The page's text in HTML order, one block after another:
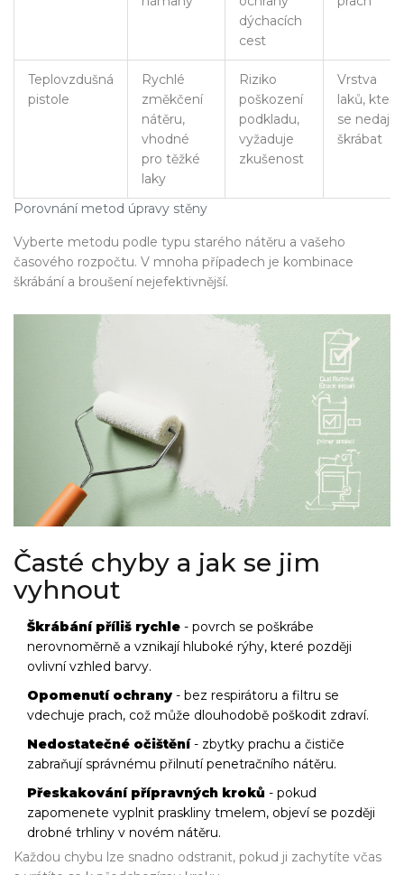
Porovnání metod úpravy stěny
dýchacích
cest
Teplovzdušná
pistole
Rychlé
změkčení
nátěru,
vhodné
pro těžké
laky
Riziko
poškození
podkladu,
vyžaduje
zkušenost
Vrstva
laků, které
se nedají
škrábat
Vyberte metodu podle typu starého nátěru a vašeho
časového rozpočtu. V mnoha případech je kombinace
škrábání a broušení nejefektivnější.
Časté chyby a jak se jim
vyhnout
Škrábání příliš rychle - povrch se poškrábe
nerovnoměrně a vznikají hluboké rýhy, které později
ovlivní vzhled barvy.
Opomenutí ochrany - bez respirátoru a filtru se
vdechuje prach, což může dlouhodobě poškodit zdraví.
Nedostatečné očištění- zbytky prachu a čističe
zabraňují správnému přilnutí penetračního nátěru.
Přeskakování přípravných kroků - pokud
zapomenete vyplnit praskliny tmelem, objeví se později
drobné trhliny v novém nátěru.
Každou chybu lze snadno odstranit, pokud ji zachytíte včas